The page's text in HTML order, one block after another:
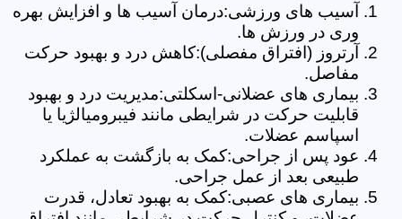
آسیب های ورزشی:درمان آسیب ها و افزایش بهره
وری در ورزش ها.
آرتروز (افتراق مفصلی):کاهش درد و بهبود حرکت
مفاصل.
بیماری های عضلانی-اسکلتی:مدیریت درد و بهبود
قابلیت حرکت در شرایطی مانند فیبرومیالژیا یا
اسپاسم عضلات.
عود پس از جراحی:کمک به بازگشت به عملکرد
طبیعی بعد از عمل جراحی.
بیماری های عصبی:کمک به بهبود تعادل، قدرت